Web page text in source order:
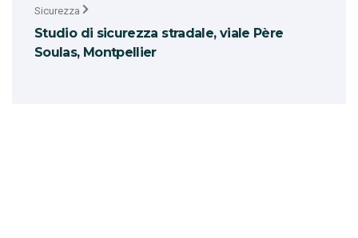
Sicurezza
Studio di sicurezza stradale, viale Père
Soulas, Montpellier